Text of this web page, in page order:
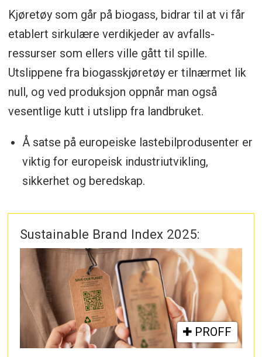
Kjøretøy som går på biogass, bidrar til at vi får
etablert sirkulære verdikjeder av avfalls-
ressurser som ellers ville gått til spille.
Utslippene fra biogasskjøretøy er tilnærmet lik
null, og ved produksjon oppnår man også
vesentlige kutt i utslipp fra landbruket.
Å satse på europeiske lastebilprodusenter er
viktig for europeisk industriutvikling,
sikkerhet og beredskap.
Sustainable Brand Index 2025:
PROFF